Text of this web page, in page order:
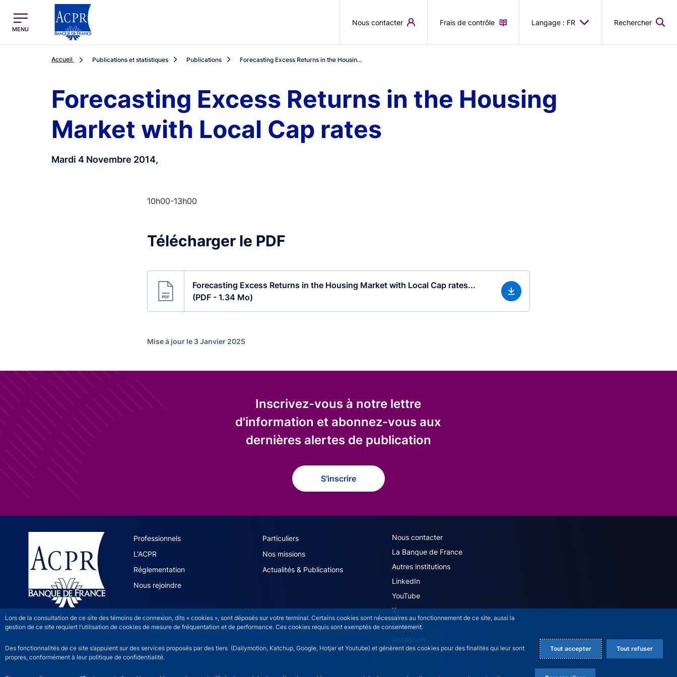
Lors de la consultation de ce site des témoins de connexion, dits « cookies », sont déposés sur votre terminal. Certains cookies sont nécessaires au fonctionnement de ce site, aussi la
gestion de ce site requiert l’utilisation de cookies de mesure de fréquentation et de performance. Ces cookies requis sont exemptés de consentement.
Des fonctionnalités de ce site s’appuient sur des services proposés par des tiers (Dailymotion, Katchup, Google, Hotjar et Youtube) et génèrent des cookies pour des finalités qui leur sont
propres, conformément à leur politique de confidentialité.
Tout accepter Tout refuser
ACPR Menu Principal (French)
MENU
Nous contacter Frais de contrôle Langage : FR Rechercher
Accueil Publications et statistiques Publications Forecasting Excess Returns in the Housin...
Forecasting Excess Returns in the Housing
Market with Local Cap rates
Mardi 4 Novembre 2014,
10h00-13h00
Télécharger le PDF
Forecasting Excess Returns in the Housing Market with Local Cap rates...
(PDF - 1.34 Mo)
Mise à jour le 3 Janvier 2025
Inscrivez-vous à notre lettre
d'information et abonnez-vous aux
dernières alertes de publication
S'inscrire
ACPR site navigation (French)
Professionnels
Particuliers
L'ACPR
Nos missions
Réglementation
Actualités & Publications
Nous rejoindre
ACPR footer secondary menu (French)
Nous contacter
La Banque de France
Autres institutions
LinkedIn
YouTube
X
Facebook
Instagram